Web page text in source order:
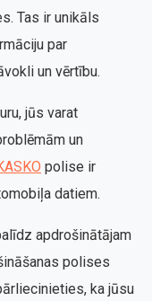
Tas ir unikāls
par
un vērtību.
jūs varat
un
polise ir
datiem.
apdrošinātājam
polises
ka jūsu